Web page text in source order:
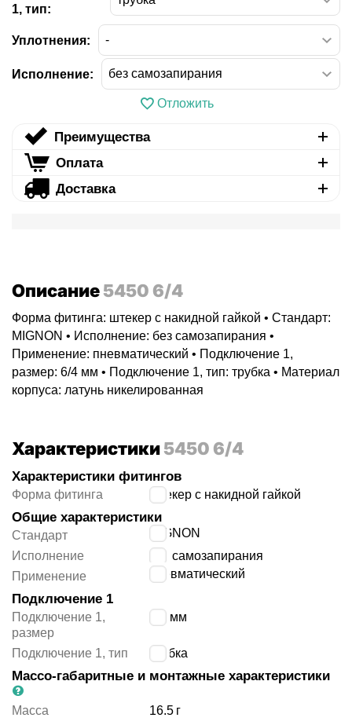
1, тип:
Уплотнения:
Исполнение:
Отложить
Преимущества
Оплата
Доставка
Описание5450 6/4
Форма фитинга: штекер с накидной гайкой • Стандарт:
MIGNON • Исполнение: без самозапирания •
Применение: пневматический • Подключение 1,
размер: 6/4 мм • Подключение 1, тип: трубка • Материал
корпуса: латунь никелированная
Характеристики5450 6/4
Характеристики фитингов
Форма фитинга штекер с накидной гайкой
Общие характеристики
Стандарт
MIGNON
Исполнение
без самозапирания
Применение
пневматический
Подключение 1
Подключение 1,
размер
6/4 мм
Подключение 1, тип трубка
Массо-габаритные и монтажные характеристики
Масса 16.5 г